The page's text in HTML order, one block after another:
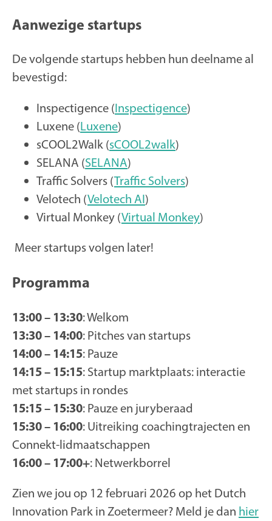
Aanwezige startups
De volgende startups hebben hun deelname al
bevestigd:
Inspectigence (Inspectigence)
Luxene (Luxene)
sCOOL2Walk (sCOOL2walk)
SELANA (SELANA)
Traffic Solvers (Traffic Solvers)
Velotech (Velotech AI)
Virtual Monkey (Virtual Monkey)
Meer startups volgen later!
Programma
13:00 – 13:30: Welkom
13:30 – 14:00: Pitches van startups
14:00 – 14:15: Pauze
14:15 – 15:15: Startup marktplaats: interactie
met startups in rondes
15:15 – 15:30: Pauze en juryberaad
15:30 – 16:00: Uitreiking coachingtrajecten en
Connekt-lidmaatschappen
16:00 – 17:00+: Netwerkborrel
Zien we jou op 12 februari 2026 op het Dutch
Innovation Park in Zoetermeer? Meld je dan hier